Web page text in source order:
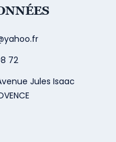
72
Jules Isaac